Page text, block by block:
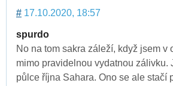
# 17.10.2020, 18:57
spurdo
No na tom sakra záleží, když jsem v
mimo pravidelnou vydatnou zálivku.
půlce října Sahara. Ono se ale stačí